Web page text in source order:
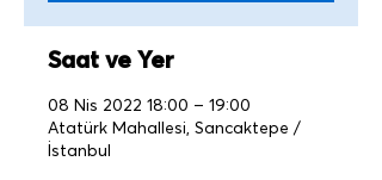
Saat ve Yer
08 Nis 2022 18:00 – 19:00
Atatürk Mahallesi, Sancaktepe /
İstanbul